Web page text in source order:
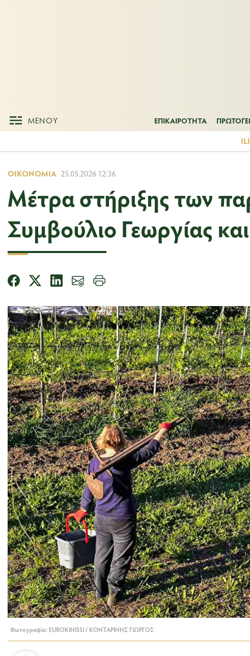
ΜΕΝΟΥ ΕΠΙΚΑΙΡΟΤΗΤΑ
ΟΙΚΟΝΟΜΊΑ 25.05.2026 12:36
Μέτρα στήριξης των
Συμβούλιο Γεωργίας
Φωτογραφία: EUROKINISSI / ΚΟΝΤΑΡΙΝΗΣ ΓΙΩΡΓΟΣ